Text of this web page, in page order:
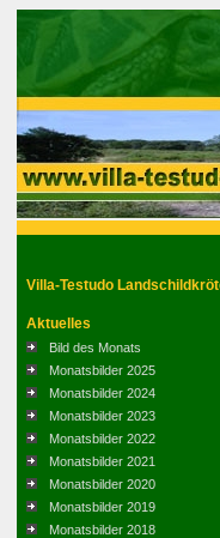
Villa-Testudo
Aktuelles
Bild des Monats
Monatsbilder 2025
Monatsbilder 2024
Monatsbilder 2023
Monatsbilder 2022
Monatsbilder 2021
Monatsbilder 2020
Monatsbilder 2019
Monatsbilder 2018